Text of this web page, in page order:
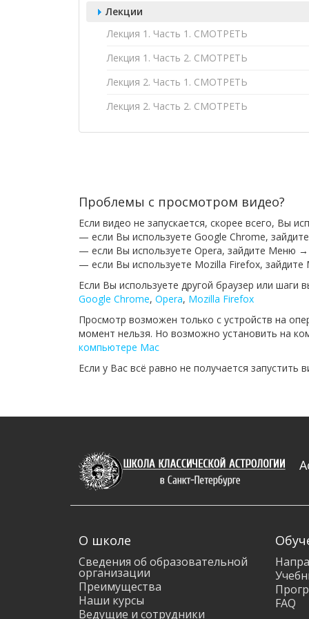
Лекции
Лекция 1. Часть 1. СМОТРЕТЬ
Лекция 1. Часть 2. СМОТРЕТЬ
Лекция 2. Часть 1. СМОТРЕТЬ
Лекция 2. Часть 2. СМОТРЕТЬ
Проблемы с просмотром видео?
Если видео не запускается, скорее всего, Вы
— если Вы используете Google Chrome,
— если Вы используете Opera, зайдите Меню
— если Вы используете Mozilla Firefox,
Если Вы используете другой браузер или
Google Chrome, Opera, Mozilla Firefox
Просмотр возможен только с устройств на
момент нельзя. Но возможно установить на
компьютере Mac
Если у Вас всё равно не получается запустить
О школе
Сведения об образовательной
организации
Преимущества
Наши курсы
Ведущие и сотрудники
FAQ